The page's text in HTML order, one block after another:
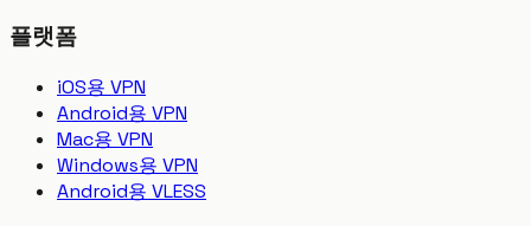
플랫폼
iOS용 VPN
Android용 VPN
Mac용 VPN
Windows용 VPN
Android용 VLESS